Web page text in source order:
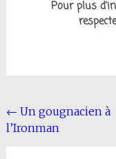
Pour plus
← Un gougnacien à
l’Ironman